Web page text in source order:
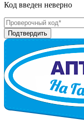
Код введен неверно